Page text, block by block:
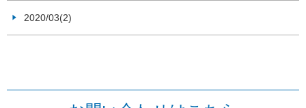
2020/03(2)